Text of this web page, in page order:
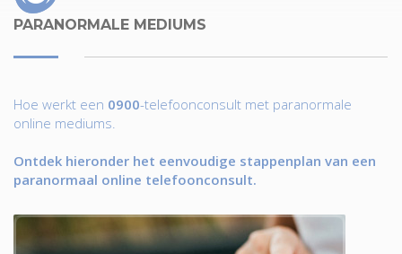
PARANORMALE MEDIUMS
Hoe werkt een 0900-telefoonconsult met paranormale
online mediums.
Ontdek hieronder het eenvoudige stappenplan van een
paranormaal online telefoonconsult.